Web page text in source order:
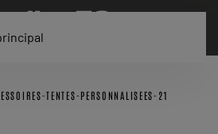
TENTES-PERSONNALISEES-21